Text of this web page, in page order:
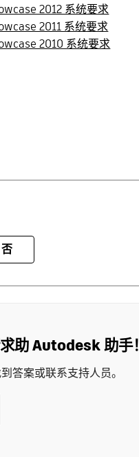
2012 系统要求
2011 系统要求
2010 系统要求
否
助 Autodesk 助手！
答案或联系支持人员。